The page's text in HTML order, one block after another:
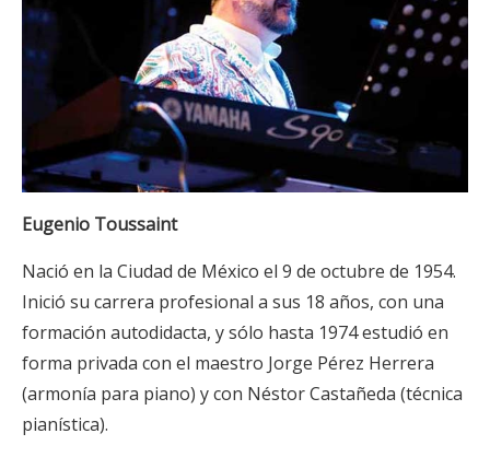
Eugenio Toussaint
Nació en la Ciudad de México el 9 de octubre de 1954.
Inició su carrera profesional a sus 18 años, con una
formación autodidacta, y sólo hasta 1974 estudió en
forma privada con el maestro Jorge Pérez Herrera
(armonía para piano) y con Néstor Castañeda (técnica
pianística).